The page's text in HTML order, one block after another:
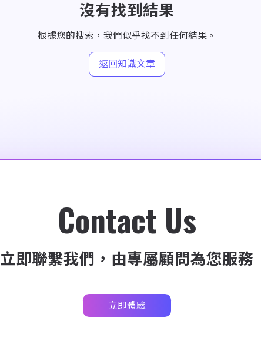
沒有找到結果
根據您的搜索，我們似乎找不到任何結果。
返回知識文章
Contact Us
立即聯繫我們，由專屬顧問為您服務
立即體驗